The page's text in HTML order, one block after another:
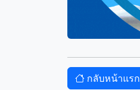
กลับหน้าแรก